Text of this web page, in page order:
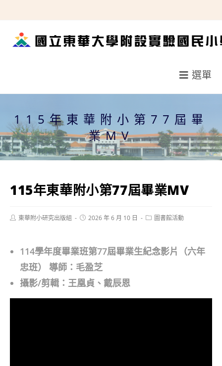
轉
選單
115年東華附小第77屆畢
業MV
115年東華附小第77屆畢業MV
Post東華附小研究出版組
Post2026 年 6 月 10 日
Post圖書館活動
114學年度畢業班第77屆畢業生紀念影片（六年
忠班）
導師：毛盈芝
攝影/剪輯：王凰貞、戴辰恩